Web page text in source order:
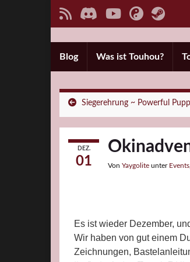
Blog Was ist Touhou?
Siegerehrung ~ Powerful
DEZ.
01 Von Yaygolite unter Events
Es ist wieder Dezember,
Wir haben von gut einem
Zeichnungen,